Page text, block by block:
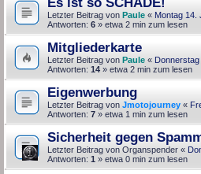
Letzter Beitrag von Paule « Montag 14.
Antworten: 6 » etwa 2 min zum lesen
Mitgliederkarte
Letzter Beitrag von Paule « Donnerstag
Antworten: 14 » etwa 2 min zum lesen
Eigenwerbung
Letzter Beitrag von Jmotojourney «
Antworten: 7 » etwa 1 min zum lesen
Sicherheit gegen
Letzter Beitrag von Organspender «
Antworten: 1 » etwa 0 min zum lesen